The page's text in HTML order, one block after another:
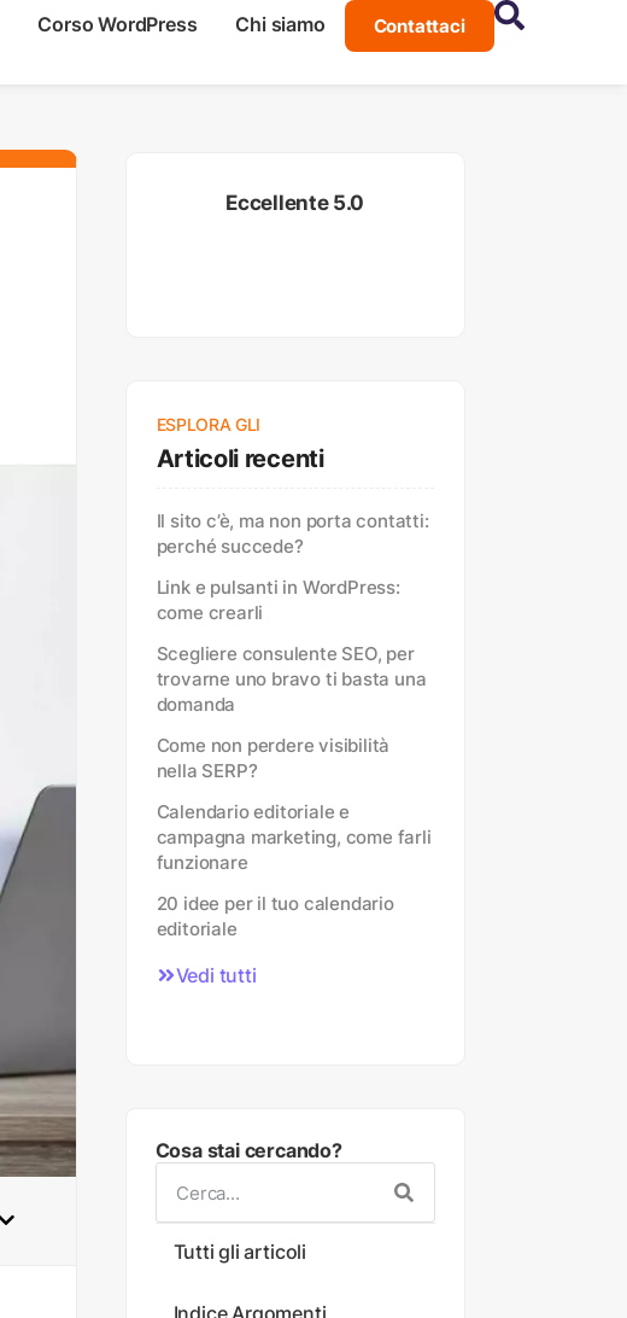
Corso WordPress Chi siamo Contattaci
Eccellente 5.0
ESPLORA GLI
Articoli recenti
Il sito c’è, ma non porta contatti:
perché succede?
Link e pulsanti in WordPress:
come crearli
Scegliere consulente SEO, per
trovarne uno bravo ti basta una
domanda
Come non perdere visibilità
nella SERP?
Calendario editoriale e
campagna marketing, come farli
funzionare
20 idee per il tuo calendario
editoriale
Vedi tutti
Cosa stai cercando?
Tutti gli articoli
Indice Argomenti